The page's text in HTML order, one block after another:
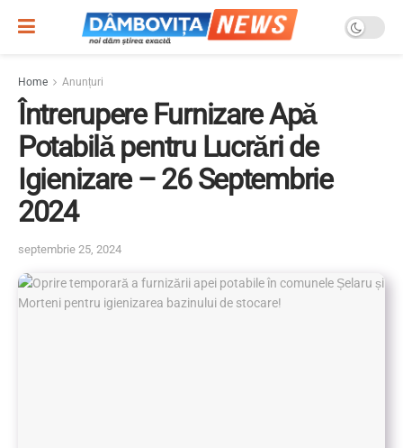
Home Anunțuri
Întrerupere Furnizare Apă
Potabilă pentru Lucrări de
Igienizare – 26 Septembrie
2024
septembrie 25, 2024